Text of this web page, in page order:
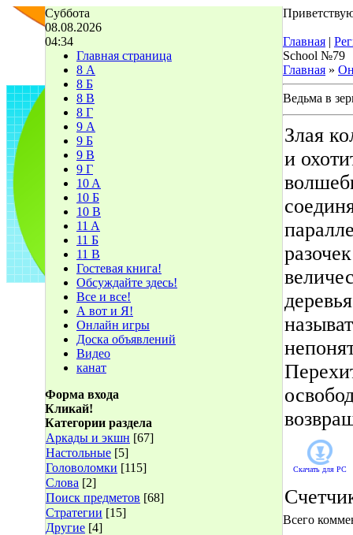
Суббота
08.08.2026
04:34
Главная страница
8 А
8 Б
8 В
8 Г
9 А
9 Б
9 В
9 Г
10 A
10 Б
10 В
11 A
11 Б
11 В
Гостевая книга!
Обсуждайте здесь!
Все и все!
А вот и Я!
Онлайн игры
Доска объявлений
Видео
канат
Форма входа
Кликай!
Категории раздела
Аркады и экшн [67]
Настольные [5]
Головоломки [115]
Слова [2]
Поиск предметов [68]
Стратегии [15]
Другие [4]
Главная |
School №79
Главная »
Ведьма в
Злая
и
Скачать для PC
Всего